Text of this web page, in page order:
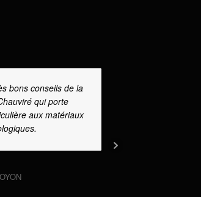
bons conseils de la
qui porte
aux matériaux